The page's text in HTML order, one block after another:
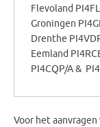
Flevoland
Groningen
Drenthe
Eemland
PI4CQP/A &
Voor het